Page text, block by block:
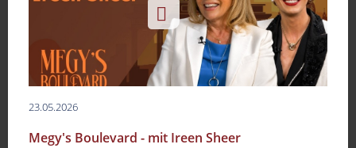
23.05.2026
Megy's Boulevard - mit Ireen Sheer